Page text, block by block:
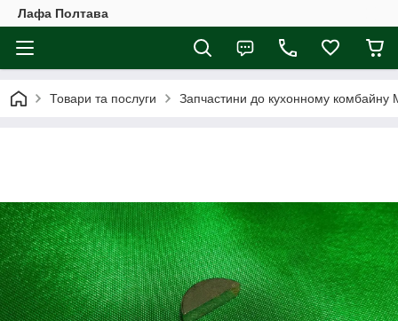
Лафа Полтава
Товари та послуги Запчастини до кухонному комбайну